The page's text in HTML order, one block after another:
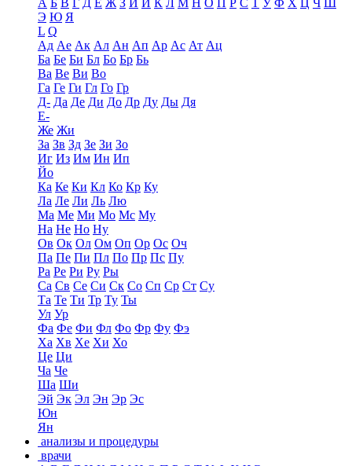
А Б В Г Д Е Ж З И Й К Л М Н О П Р С Т У Ф Х Ц Ч Ш
Э Ю Я
L Q
Ад Ае Ак Ал Ан Ап Ар Ас Ат Ац
Ба Бе Би Бл Бо Бр Бь
Ва Ве Ви Во
Га Ге Ги Гл Го Гр
Д- Да Де Ди До Др Ду Ды Дя
Е-
Же Жи
За Зв Зд Зе Зи Зо
Иг Из Им Ин Ип
Йо
Ка Ке Ки Кл Ко Кр Ку
Ла Ле Ли Ль Лю
Ма Ме Ми Мо Мс Му
На Не Но Ну
Ов Ок Ол Ом Оп Ор Ос Оч
Па Пе Пи Пл По Пр Пс Пу
Ра Ре Ри Ру Ры
Са Св Се Си Ск Со Сп Ср Ст Су
Та Те Ти Тр Ту Ты
Ул Ур
Фа Фе Фи Фл Фо Фр Фу Фэ
Ха Хв Хе Хи Хо
Це Ци
Ча Че
Ша Ши
Эй Эк Эл Эн Эр Эс
Юн
Ян
анализы и процедуры
врачи